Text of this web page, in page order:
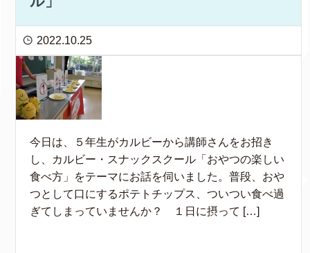
2022.10.25
今日は、５年生がカルビーから講師さんをお招き
し、カルビー・スナックスクール「おやつの楽しい
食べ方」をテーマにお話を伺いました。普段、おや
つとして口にするポテトチップス、ついつい食べ過
ぎてしまっていませんか？ １日に摂って […]